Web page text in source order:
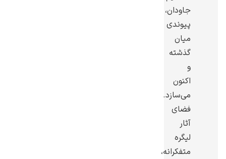
جاودان،
پیوندی
میان
گذشته
و
اکنون
می‌سازد.
فضای
آثار
لیگره
متفکرانه،